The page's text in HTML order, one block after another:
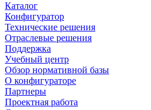
Каталог
Конфигуратор
Технические решения
Отраслевые решения
Поддержка
Учебный центр
Обзор нормативной базы
О конфигураторе
Партнеры
Проектная работа